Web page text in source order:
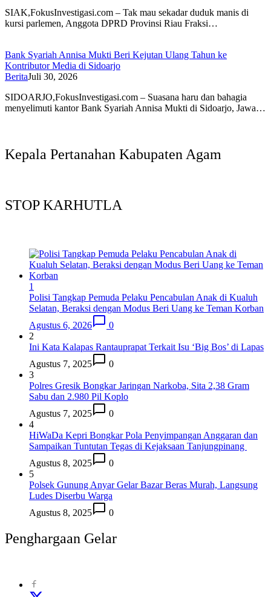
SIAK,FokusInvestigasi.com – Tak mau sekadar duduk manis di
kursi parlemen, Anggota DPRD Provinsi Riau Fraksi…
Bank Syariah Annisa Mukti Beri Kejutan Ulang Tahun ke
Kontributor Media di Sidoarjo
BeritaJuli 30, 2026
SIDOARJO,FokusInvestigasi.com – Suasana haru dan bahagia
menyelimuti kantor Bank Syariah Annisa Mukti di Sidoarjo, Jawa…
Kepala Pertanahan Kabupaten Agam
STOP KARHUTLA
1
Polisi Tangkap Pemuda Pelaku Pencabulan Anak di Kualuh
Selatan, Beraksi dengan Modus Beri Uang ke Teman Korban
Agustus 6, 2026
0
2
Ini Kata Kalapas Rantauprapat Terkait Isu ‘Big Bos’ di Lapas
Agustus 7, 2025
0
3
Polres Gresik Bongkar Jaringan Narkoba, Sita 2,38 Gram
Sabu dan 2.980 Pil Koplo
Agustus 7, 2025
0
4
HiWaDa Kepri Bongkar Pola Penyimpangan Anggaran dan
Sampaikan Tuntutan Tegas di Kejaksaan Tanjungpinang
Agustus 8, 2025
0
5
Polsek Gunung Anyar Gelar Bazar Beras Murah, Langsung
Ludes Diserbu Warga
Agustus 8, 2025
0
Penghargaan Gelar